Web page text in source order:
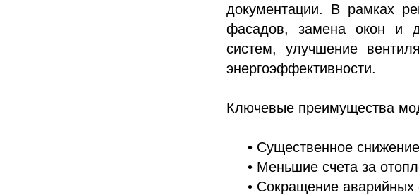
документации. В рамках
фасадов, замена окон и
систем, улучшение
энергоэффективности.
Ключевые преимущества
• Существенное
• Меньшие счета за
• Сокращение аварийных